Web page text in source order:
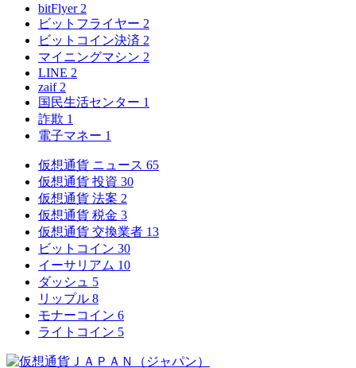
bitFlyer 2
ビットフライヤー 2
ビットコイン決済 2
マイニングマシン 2
LINE 2
zaif 2
国民生活センター 1
詐欺 1
電子マネー 1
仮想通貨 ニュース 65
仮想通貨 投資 30
仮想通貨 法案 2
仮想通貨 税金 3
仮想通貨 交換業者 13
ビットコイン 30
イーサリアム 10
ダッシュ 5
リップル 8
モナーコイン 6
ライトコイン 5